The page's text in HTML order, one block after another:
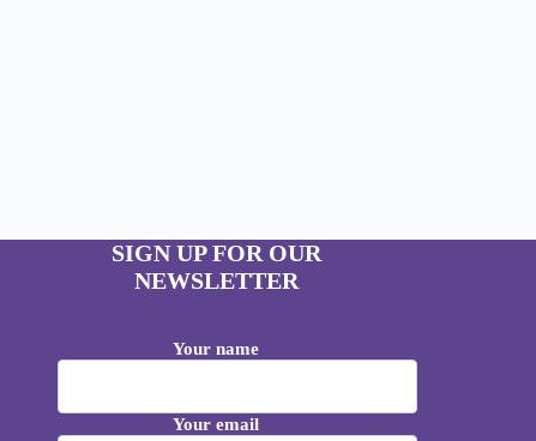
SIGN UP FOR OUR
NEWSLETTER
Your name
Your email